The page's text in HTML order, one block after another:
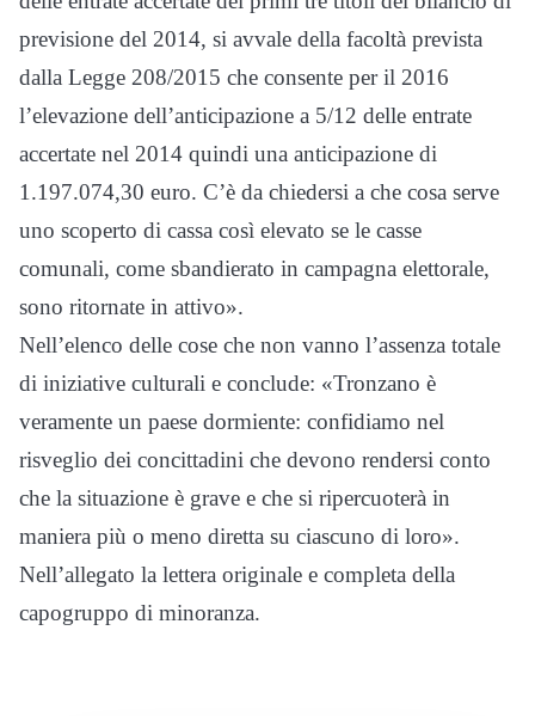
previsione del 2014, si avvale della facoltà prevista
dalla Legge 208/2015 che consente per il 2016
l’elevazione dell’anticipazione a 5/12 delle entrate
accertate nel 2014 quindi una anticipazione di
1.197.074,30 euro. C’è da chiedersi a che cosa serve
uno scoperto di cassa così elevato se le casse
comunali, come sbandierato in campagna elettorale,
sono ritornate in attivo».
Nell’elenco delle cose che non vanno l’assenza totale
di iniziative culturali e conclude: «Tronzano è
veramente un paese dormiente: confidiamo nel
risveglio dei concittadini che devono rendersi conto
che la situazione è grave e che si ripercuoterà in
maniera più o meno diretta su ciascuno di loro».
Nell’allegato la lettera originale e completa della
capogruppo di minoranza.